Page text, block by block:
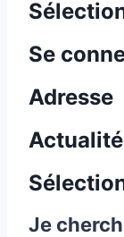
Se
Adresse
Je